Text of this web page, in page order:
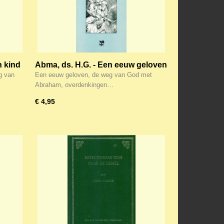
kind
van
Abma, ds. H.G. - Een eeuw geloven
Een eeuw geloven, de weg van God met
Abraham, overdenkingen…
€ 4,95